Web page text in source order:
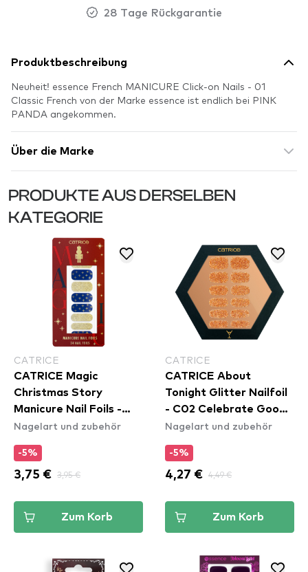
28 Tage Rückgarantie
Produktbeschreibung
Neuheit! essence French MANICURE Click-on Nails - 01
Classic French von der Marke essence ist endlich bei PINK
PANDA angekommen.
Über die Marke
PRODUKTE AUS DERSELBEN
KATEGORIE
CATRICE
CATRICE Magic
Christmas Story
Manicure Nail Foils -
C01 Drosselmeyer's
Nagelart und zubehör
-5%
3,75 € 3,95 €
Zum Korb
CATRICE
CATRICE About
Tonight Glitter Nailfoil
- C02 Celebrate Good
Times
Nagelart und zubehör
-5%
4,27 € 4,49 €
Zum Korb